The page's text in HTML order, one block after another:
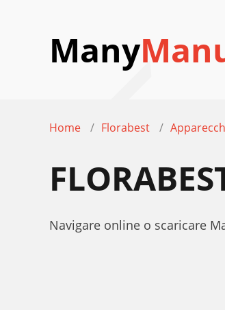
Many
Home Florabest
Navigare online o scaricare